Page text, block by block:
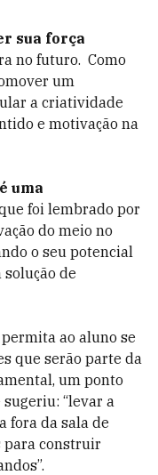
sua força
no futuro. Como
um
a criatividade
e motivação na
uma
foi lembrado por
do meio no
o seu potencial
de
permita ao aluno se
que serão parte da
um ponto
“levar a
fora da sala de
para construir